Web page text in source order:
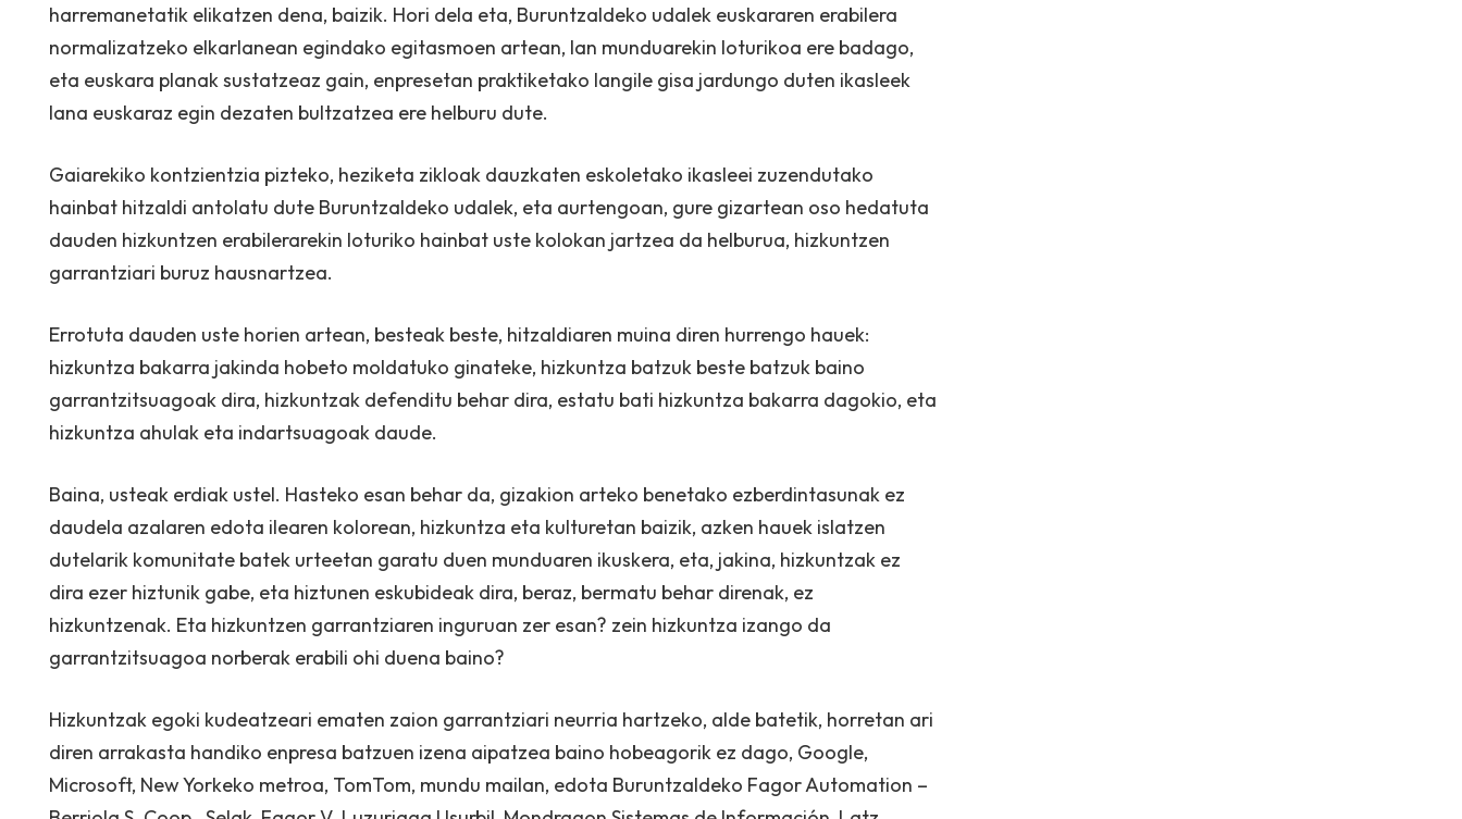
harremanetatik elikatzen dena, baizik. Hori dela eta, Buruntzaldeko udalek euskararen erabilera
normalizatzeko elkarlanean egindako egitasmoen artean, lan munduarekin loturikoa ere badago,
eta euskara planak sustatzeaz gain, enpresetan praktiketako langile gisa jardungo duten ikasleek
lana euskaraz egin dezaten bultzatzea ere helburu dute.
Gaiarekiko kontzientzia pizteko, heziketa zikloak dauzkaten eskoletako ikasleei zuzendutako
hainbat hitzaldi antolatu dute Buruntzaldeko udalek, eta aurtengoan, gure gizartean oso hedatuta
dauden hizkuntzen erabilerarekin loturiko hainbat uste kolokan jartzea da helburua, hizkuntzen
garrantziari buruz hausnartzea.
Errotuta dauden uste horien artean, besteak beste, hitzaldiaren muina diren hurrengo hauek:
hizkuntza bakarra jakinda hobeto moldatuko ginateke, hizkuntza batzuk beste batzuk baino
garrantzitsuagoak dira, hizkuntzak defenditu behar dira, estatu bati hizkuntza bakarra dagokio, eta
hizkuntza ahulak eta indartsuagoak daude.
Baina, usteak erdiak ustel. Hasteko esan behar da, gizakion arteko benetako ezberdintasunak ez
daudela azalaren edota ilearen kolorean, hizkuntza eta kulturetan baizik, azken hauek islatzen
dutelarik komunitate batek urteetan garatu duen munduaren ikuskera, eta, jakina, hizkuntzak ez
dira ezer hiztunik gabe, eta hiztunen eskubideak dira, beraz, bermatu behar direnak, ez
hizkuntzenak. Eta hizkuntzen garrantziaren inguruan zer esan? zein hizkuntza izango da
garrantzitsuagoa norberak erabili ohi duena baino?
Hizkuntzak egoki kudeatzeari ematen zaion garrantziari neurria hartzeko, alde batetik, horretan ari
diren arrakasta handiko enpresa batzuen izena aipatzea baino hobeagorik ez dago, Google,
Microsoft, New Yorkeko metroa, TomTom, mundu mailan, edota Buruntzaldeko Fagor Automation –